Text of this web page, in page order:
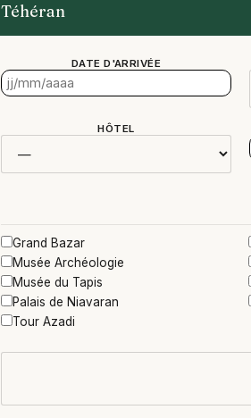
Téhéran
DATE D'ARRIVÉE
HÔTEL
Grand Bazar
Musée Archéologie
Musée du Tapis
Palais de Niavaran
Tour Azadi